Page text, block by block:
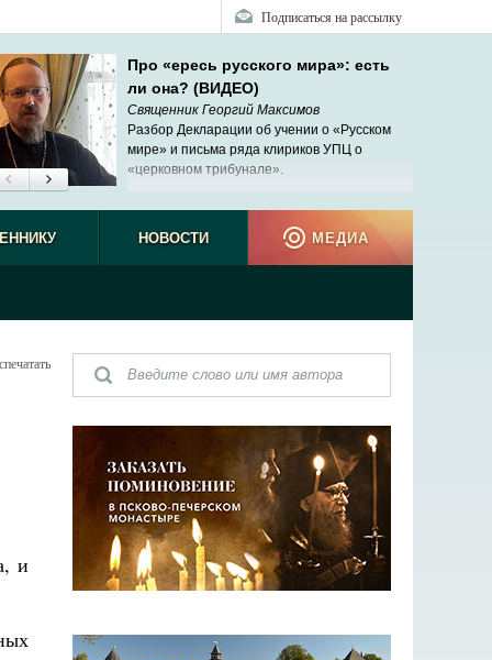
Подписаться на рассылку
Про «ересь русского мира»: есть
ли она? (ВИДЕО)
Священник Георгий Максимов
Разбор Декларации об учении о «Русском
мире» и письма ряда клириков УПЦ о
«церковном трибунале».
НОВОСТИ МЕДИА
и